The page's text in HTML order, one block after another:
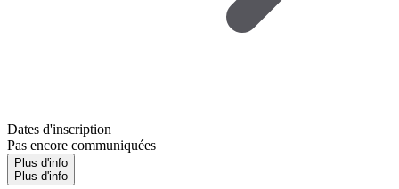
Dates d'inscription
Pas encore communiquées
Plus d'info
Plus d'info